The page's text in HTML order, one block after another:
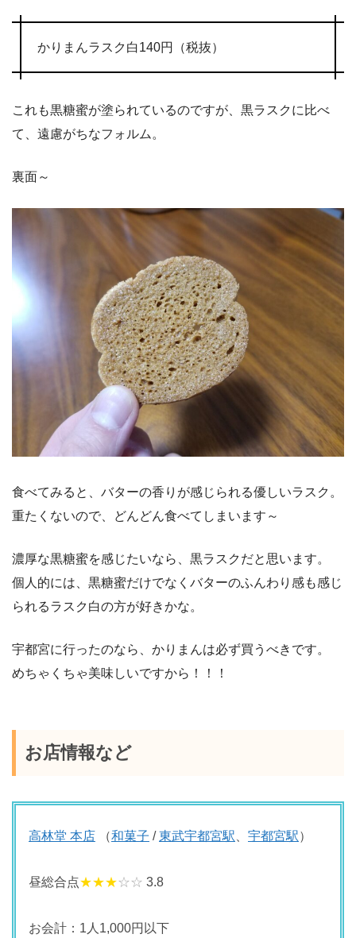
かりまんラスク白140円（税抜）
これも黒糖蜜が塗られているのですが、黒ラスクに比べ
て、遠慮がちなフォルム。
裏面～
食べてみると、バターの香りが感じられる優しいラスク。
重たくないので、どんどん食べてしまいます～
濃厚な黒糖蜜を感じたいなら、黒ラスクだと思います。
個人的には、黒糖蜜だけでなくバターのふんわり感も感じ
られるラスク白の方が好きかな。
宇都宮に行ったのなら、かりまんは必ず買うべきです。
めちゃくちゃ美味しいですから！！！
お店情報など
高林堂 本店 （和菓子 /東武宇都宮駅 宇都宮駅）
昼総合点★★★☆☆ 3.8
お会計：1人1,000円以下